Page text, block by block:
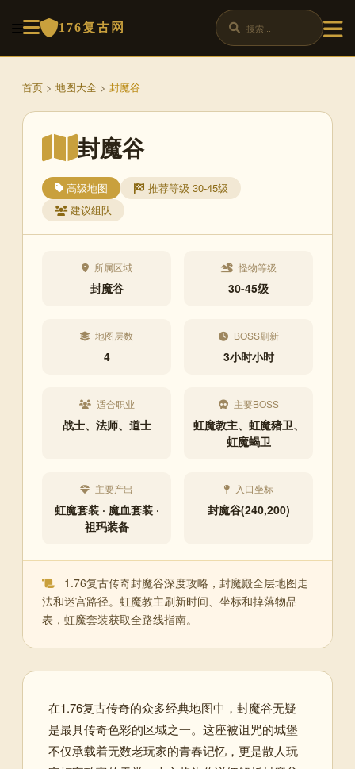
176复古网
首页 > 地图大全 > 封魔谷
封魔谷
高级地图
推荐等级 30-45级
建议组队
所属区域
封魔谷
怪物等级
30-45级
地图层数
4
BOSS刷新
3小时小时
适合职业
战士、法师、道士
主要BOSS
虹魔教主、虹魔猪卫、
虹魔蝎卫
主要产出
虹魔套装 · 魔血套装 ·
祖玛装备
入口坐标
封魔谷(240,200)
1.76复古传奇封魔谷深度攻略，封魔殿全层地图走
法和迷宫路径。虹魔教主刷新时间、坐标和掉落物品
表，虹魔套装获取全路线指南。
在1.76复古传奇的众多经典地图中，封魔谷无疑
是最具传奇色彩的区域之一。这座被诅咒的城堡
不仅承载着无数老玩家的青春记忆，更是散人玩